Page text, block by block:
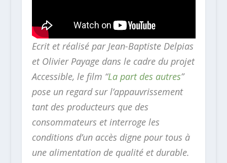
Ecrit et réalisé par Jean-Baptiste Delpias
et Olivier Payage dans le cadre du projet
Accessible, le film “La part des autres”
pose un regard sur l’appauvrissement
tant des producteurs que des
consommateurs et interroge les
conditions d’un accès digne pour tous à
une alimentation de qualité et durable.